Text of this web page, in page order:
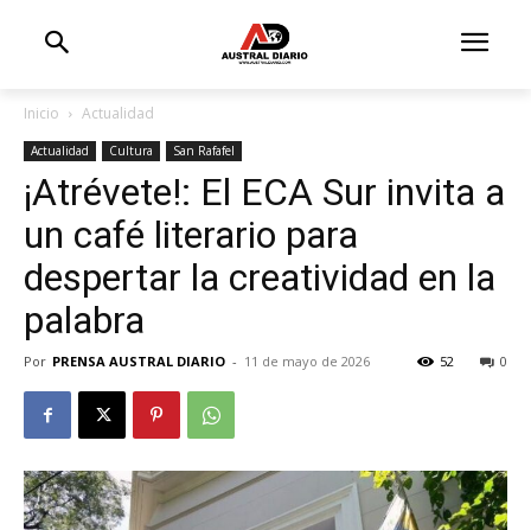
Inicio Actualidad
Actualidad Cultura San Rafafel
¡Atrévete!: El ECA Sur invita a
un café literario para
despertar la creatividad en la
palabra
Por PRENSA AUSTRAL DIARIO - 11 de mayo de 2026 0
52